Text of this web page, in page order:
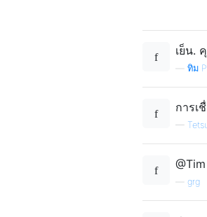
เย็น.
ทิม
การเ
—
grg